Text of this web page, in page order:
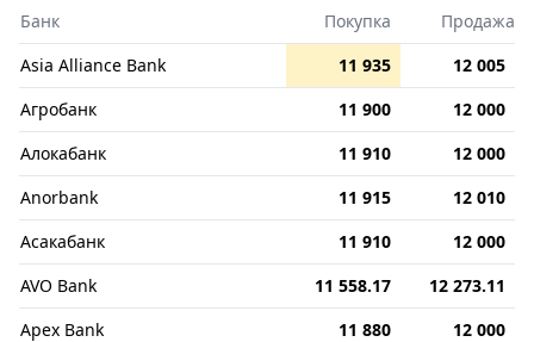
Банк Покупка
Продажа
Asia Alliance Bank
11 935
12 005
Агробанк
11 900
12 000
Алокабанк
11 910
12 000
Anorbank
11 915
12 010
Асакабанк
11 910
12 000
AVO Bank
11 558.17
12 273.11
Apex Bank
11 880
12 000